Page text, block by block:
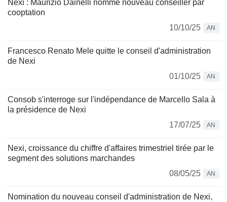
Nexi : Maurizio Dainelli nommé nouveau conseiller par
cooptation
10/10/25
AN
Francesco Renato Mele quitte le conseil d'administration
de Nexi
01/10/25
AN
Consob s'interroge sur l'indépendance de Marcello Sala à
la présidence de Nexi
17/07/25
AN
Nexi, croissance du chiffre d'affaires trimestriel tirée par le
segment des solutions marchandes
08/05/25
AN
Nomination du nouveau conseil d'administration de Nexi,